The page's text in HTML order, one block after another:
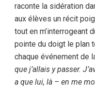
raconte la sidération
aux élèves un récit
tout en m’interrogeant
pointe du doigt le plan
chaque événement de
que j’allais y passer.
a que lui, là – en me